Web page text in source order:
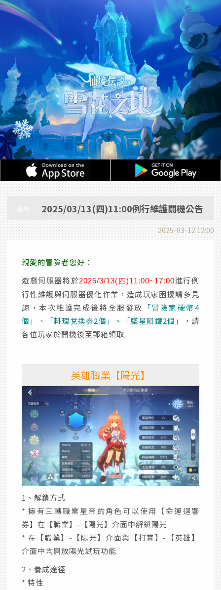
2025/03/13(四)11:00例行維護關機公告
2025-03-12 12:00
親愛的冒險者您好：
遊戲伺服器將於2025/3/13(四)11:00~17:00進行例
行性維護與伺服器優化作業，造成玩家困擾請多見
諒，本次維護完成後將全服發放 「冒險家硬幣4
個」、「料理兌換劵2個」、「墜星隕鐵2個」
，請
各位玩家於開機後至郵箱領取
英雄職業【陽光】
1、解鎖方式
* 擁有三轉職業星帝的角色可以使用【命運迴響
券】在【職業】-【陽光】介面中解鎖陽光
* 在【職業】-【陽光】介面與【打賞】-【英雄】
介面中均開放陽光試玩功能
2、養成途徑
* 特性